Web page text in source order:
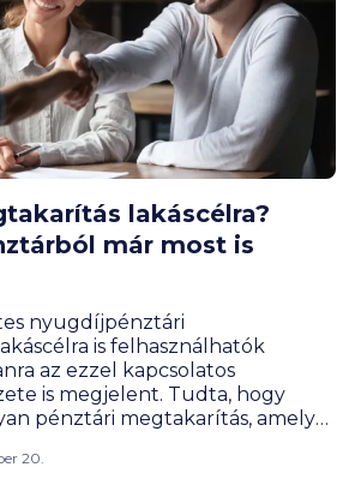
lakáscélra?
már most is
nyugdíjpénztári
is felhasználhatók
az ezzel kapcsolatos
is megjelent. Tudta, hogy
pénztári megtakarítás, amelyet
- mutat rá a BiztosDöntés.hu.
20.